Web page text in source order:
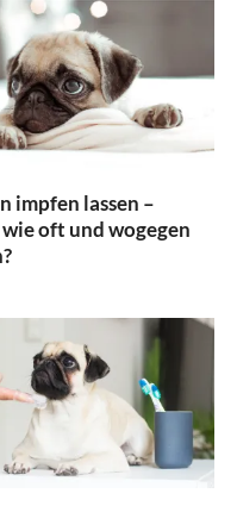
impfen lassen –
oft und wogegen